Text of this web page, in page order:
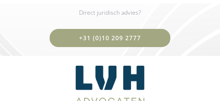
Direct juridisch advies?
+31 (0)10 209 2777